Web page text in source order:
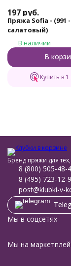
197 руб.
Пряжа Sofia - (991
салатовый)
В наличии
В
Купить в 1
Бренд пряжи для
8 (800) 505-48-
8 (495) 723-12-
post@klubki-v-
Мы в соцсетях
Мы на